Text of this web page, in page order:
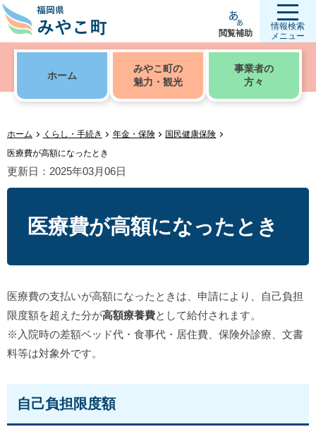
閲覧補助
情報検索
メニュー
ホーム
みやこ町の
魅力・観光
事業者の
方々
ホーム くらし・手続き 年金・保険
国民健康保険
医療費が高額になったとき
更新日：2025年03月06日
医療費が高額になったとき
医療費の支払いが高額になったときは、申請により、自己負担
限度額を超えた分が高額療養費として給付されます。
※入院時の差額ベッド代・食事代・居住費、保険外診療、文書
料等は対象外です。
自己負担限度額